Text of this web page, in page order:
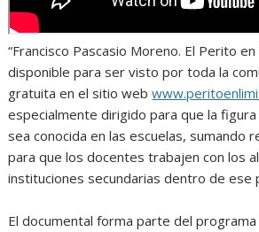
“Francisco Pascasio Moreno. El Perito
disponible para ser visto por toda la
gratuita en el sitio web
especialmente dirigido para que la
sea conocida en las escuelas, sumando
para que los docentes trabajen con los
instituciones secundarias dentro de ese
El documental forma parte del